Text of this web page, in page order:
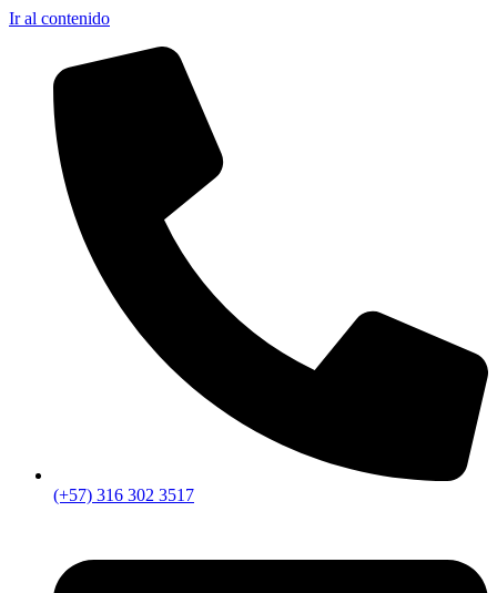
Ir al contenido
(+57) 316 302 3517